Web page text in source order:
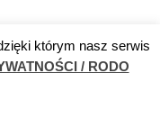
którym nasz serwis
/ RODO